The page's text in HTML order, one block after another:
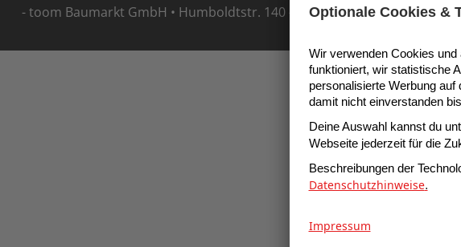
- toom Baumarkt GmbH • Humboldtstr. 140 - 144 • 51149 Köln,